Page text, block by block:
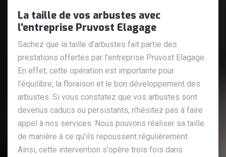
La taille de vos arbustes avec
l'entreprise Pruvost Elagage
Sachez que la taille d'arbustes fait partie des
prestations offertes par l'entreprise Pruvost Elagage.
En effet, cette opération est importante pour
l'équilibre, la floraison et le bon développement des
arbustes. Si vous constatez que vos arbustes sont
devenus caducs ou persistants, n'hésitez pas à faire
appel à nos services. Nous pouvons réaliser sa taille
de manière à ce qu'ils repoussent régulièrement.
Ainsi, cette intervention s'opère trois fois dans